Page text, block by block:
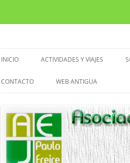
Saltar
INICIO ACTIVIDADES Y VIAJES
VIAJES
EXCURSIONES
SENDERISMO
CONTACTO WEB ANTIGUA